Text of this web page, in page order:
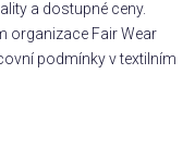
a dostupné ceny.
organizace Fair Wear
podmínky v textilním